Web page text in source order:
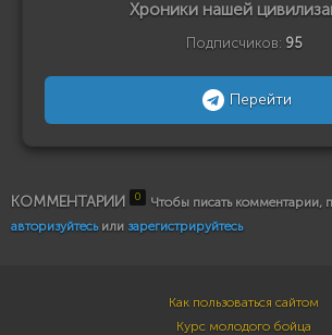
Хроники нашей
Подписчиков: 95
Перейти
КОММЕНТАРИИ 0
Чтобы писать комментарии,
авторизуйтесьили зарегистрируйтесь
Как пользоваться сайтом
Курс молодого бойца